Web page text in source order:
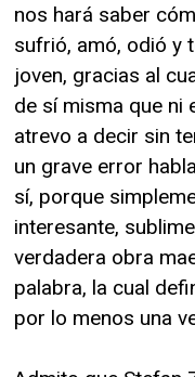
nos hará saber
sufrió, amó, odió y
joven, gracias al
de sí misma que ni
atrevo a decir sin
un grave error
sí, porque
interesante,
verdadera obra
palabra, la cual
por lo menos una